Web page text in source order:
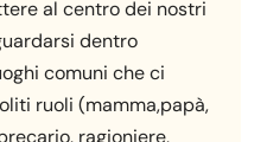
al centro dei nostri
dentro
comuni che ci
ruoli (mamma,papà,
ragioniere,